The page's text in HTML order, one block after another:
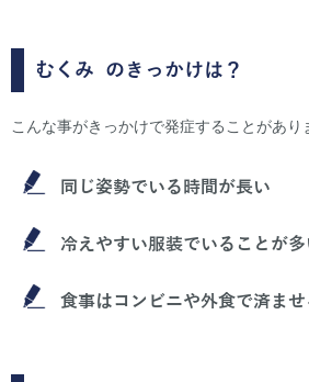
むくみ のきっかけは？
こんな事がきっかけで発症することがあり
同じ姿勢でいる時間が長い
冷えやすい服装でいることが多
食事はコンビニや外食で済ま